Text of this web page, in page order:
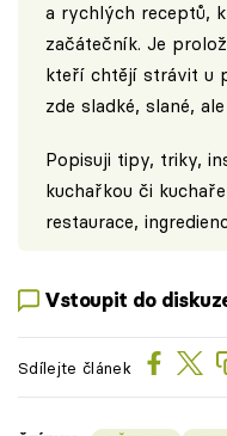
a rychlých receptů,
začátečník. Je
kteří chtějí strávit u
zde sladké, slané,
Popisuji tipy, triky,
kuchařkou či
restaurace,
Vstoupit do
Sdílejte článek